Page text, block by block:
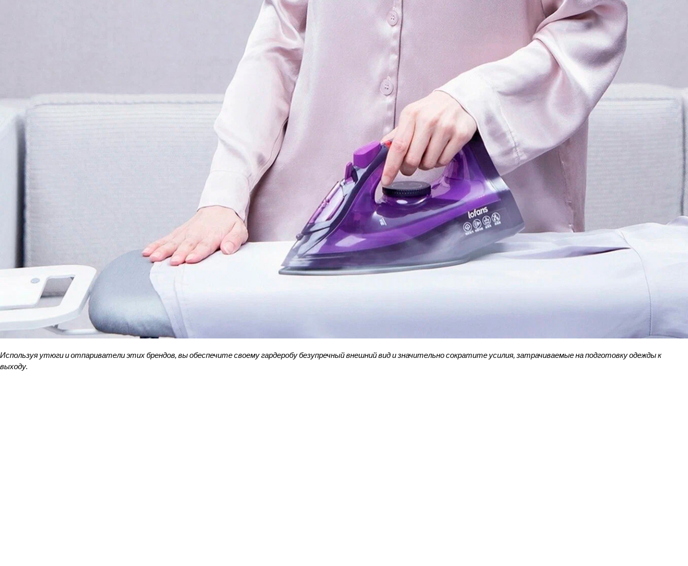
Используя утюги и отпариватели этих брендов, вы обеспечите своему гардеробу безупречный внешний вид и значительно сократите усилия, затрачиваемые на подготовку одежды к
выходу.